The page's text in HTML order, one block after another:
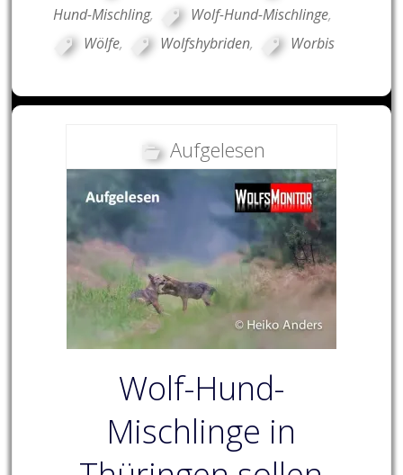
Hund-Mischling, Wolf-Hund-Mischlinge,
Wölfe, Wolfshybriden, Worbis
Aufgelesen
Wolf-Hund-
Mischlinge in